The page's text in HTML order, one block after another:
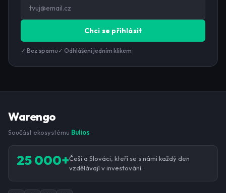
Chci se přihlásit
✓ Bez spamu ✓ Odhlášení jedním klikem
Warengo
Součást ekosystému Bulios
25 000+Češi a Slováci, kteří se s námi každý den
vzdělávají v investování.